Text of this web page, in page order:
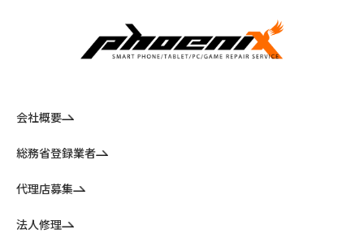
会社概要
総務省登録業者
代理店募集
法人修理